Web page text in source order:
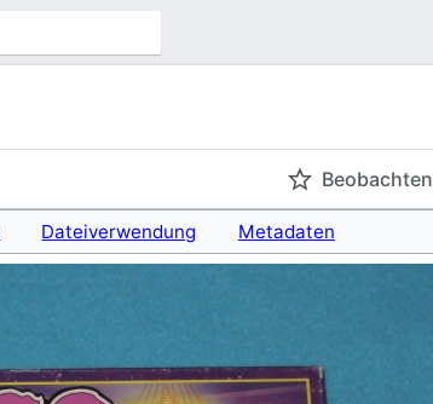
Beobachten
Dateiverwendung Metadaten